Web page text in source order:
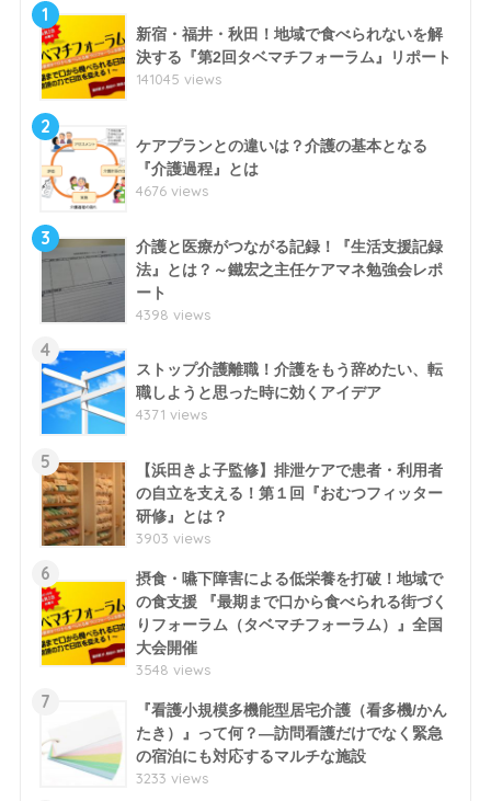
1
新宿・福井・秋田！地域で食べられないを解
決する『第2回タベマチフォーラム』リポート
141045 views
2
ケアプランとの違いは？介護の基本となる
『介護過程』とは
4676 views
3
介護と医療がつながる記録！『生活支援記録
法』とは？～鐵宏之主任ケアマネ勉強会レポ
ート
4398 views
4
ストップ介護離職！介護をもう辞めたい、転
職しようと思った時に効くアイデア
4371 views
5
【浜田きよ子監修】排泄ケアで患者・利用者
の自立を支える！第１回『おむつフィッター
研修』とは？
3903 views
6
摂食・嚥下障害による低栄養を打破！地域で
の食支援 『最期まで口から食べられる街づく
りフォーラム（タベマチフォーラム）』全国
大会開催
3548 views
7
『看護小規模多機能型居宅介護（看多機/かん
たき）』って何？―訪問看護だけでなく緊急
の宿泊にも対応するマルチな施設
3233 views